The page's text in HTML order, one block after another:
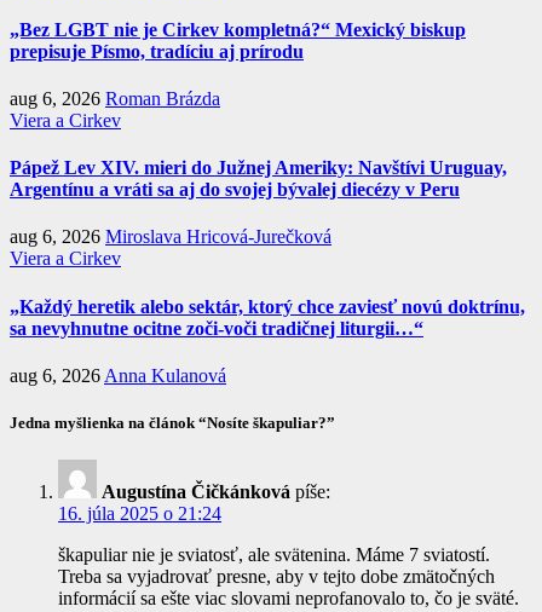
„Bez LGBT nie je Cirkev kompletná?“ Mexický biskup
prepisuje Písmo, tradíciu aj prírodu
aug 6, 2026 Roman Brázda
Viera a Cirkev
Pápež Lev XIV. mieri do Južnej Ameriky: Navštívi Uruguay,
Argentínu a vráti sa aj do svojej bývalej diecézy v Peru
aug 6, 2026 Miroslava Hricová-Jurečková
Viera a Cirkev
„Každý heretik alebo sektár, ktorý chce zaviesť novú doktrínu,
sa nevyhnutne ocitne zoči-voči tradičnej liturgii…“
aug 6, 2026 Anna Kulanová
Jedna myšlienka na článok “Nosíte škapuliar?”
Augustína Čičkánková píše:
16. júla 2025 o 21:24
škapuliar nie je sviatosť, ale svätenina. Máme 7 sviatostí.
Treba sa vyjadrovať presne, aby v tejto dobe zmätočných
informácií sa ešte viac slovami neprofanovalo to, čo je sväté.